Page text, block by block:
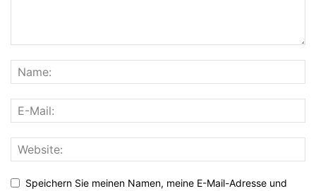
Speichern Sie meinen Namen, meine E-Mail-Adresse und